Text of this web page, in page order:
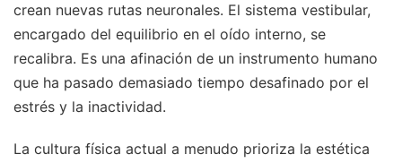
crean nuevas rutas neuronales. El sistema vestibular,
encargado del equilibrio en el oído interno, se
recalibra. Es una afinación de un instrumento humano
que ha pasado demasiado tiempo desafinado por el
estrés y la inactividad.
La cultura física actual a menudo prioriza la estética